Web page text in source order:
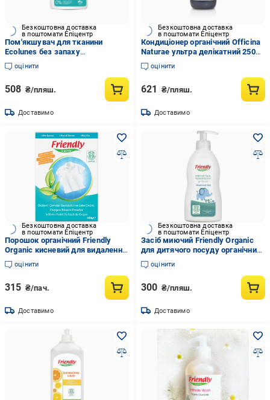
Безкоштовна доставка
в поштомати Епіцентр
Пом'якшувач для тканини
Ecolunes без запаху
гіпоалергенний органічний для
дитячого одягу 1000 мл
оцінити
508 ₴/пляш.
Доставимо
Безкоштовна доставка
в поштомати Епіцентр
Кондиціонер органічний Officina
Naturae ультра делікатний 250
мл
оцінити
621 ₴/пляш.
Доставимо
Безкоштовна доставка
в поштомати Епіцентр
Порошок органічний Friendly
Organic кисневий для видалення
плям 500 г
оцінити
315 ₴/пач.
Доставимо
Безкоштовна доставка
в поштомати Епіцентр
Засіб миючий Friendly Organic
для дитячого посуду органічний
300 мл
оцінити
300 ₴/пляш.
Доставимо